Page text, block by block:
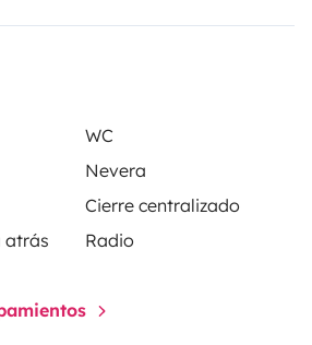
WC
Nevera
Cierre centralizado
atrás
Radio